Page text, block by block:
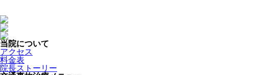
当院について
アクセス
料金表
院長ストーリー